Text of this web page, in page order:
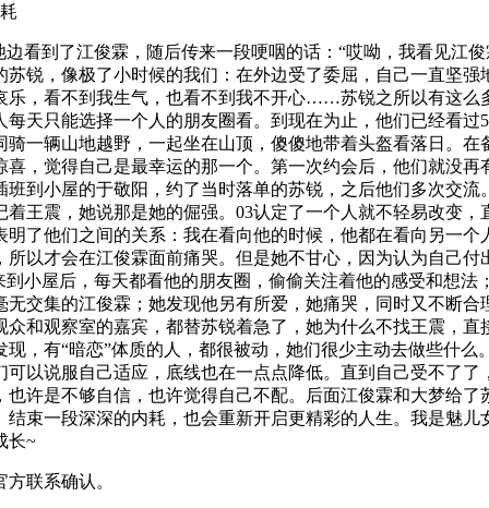
看到了江俊霖，随后传来一段哽咽的话：“哎呦，我看见江
锐，像极了小时候的我们：在外边受了委屈，自己一直坚
乐，看不到我生气，也看不到我不开心……苏锐之所以有这
天只能选择一个人的朋友圈看。到现在为止，他们已经看
一辆山地越野，一起坐在山顶，傻傻地带着头盔看落日。
，觉得自己是最幸运的那一个。第一次约会后，他们就没
到小屋的于敬阳，约了当时落单的苏锐，之后他们多次交
王震，她说那是她的倔强。03认定了一个人就不轻易改变
了他们之间的关系：我在看向他的时候，他都在看向另一
以才会在江俊霖面前痛哭。但是她不甘心，因为认为自己
小屋后，每天都看他的朋友圈，偷偷关注着他的感受和想
交集的江俊霖；她发现他另有所爱，她痛哭，同时又不断
和观察室的嘉宾，都替苏锐着急了，她为什么不找王震，
，有“暗恋”体质的人，都很被动，她们很少主动去做些什
以说服自己适应，底线也在一点点降低。直到自己受不了
许是不够自信，也许觉得自己不配。后面江俊霖和大梦给
束一段深深的内耗，也会重新开启更精彩的人生。我是魅
长~
联系确认。